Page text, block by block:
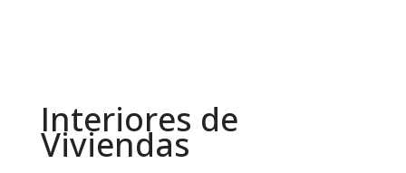
Interiores de
Viviendas